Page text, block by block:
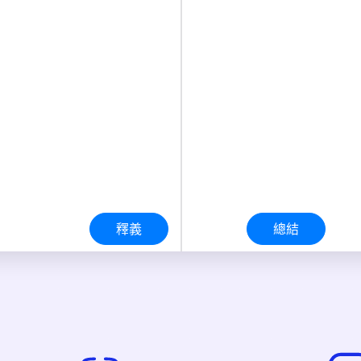
釋義 總結